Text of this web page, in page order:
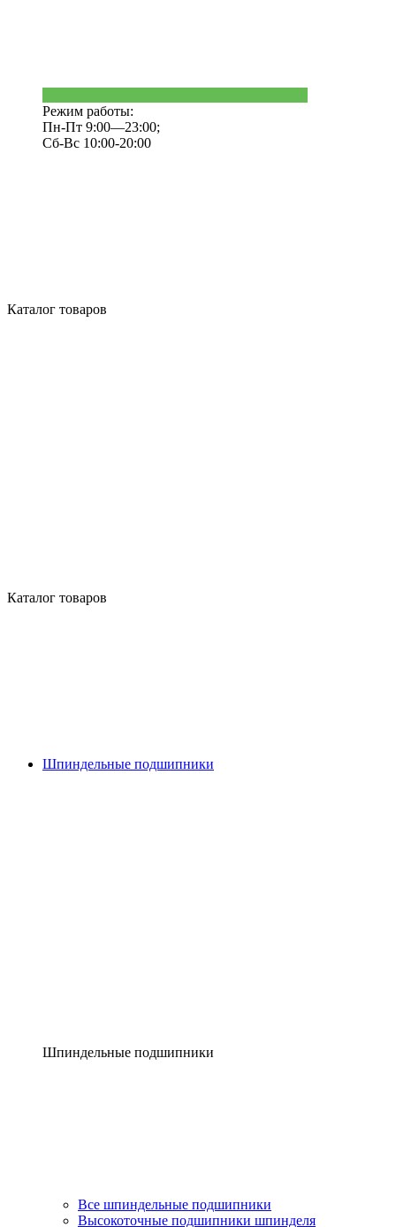
Режим работы:
Пн-Пт 9:00—23:00;
Сб-Вс 10:00-20:00
Каталог товаров
Каталог товаров
Шпиндельные подшипники
Шпиндельные подшипники
Все шпиндельные подшипники
Высокоточные подшипники шпинделя